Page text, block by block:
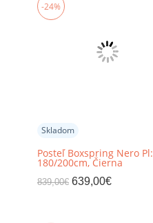
-24%
Skladom
Posteľ Boxspring Nero Pl:
180/200cm, Čierna
839,00€ 639,00€